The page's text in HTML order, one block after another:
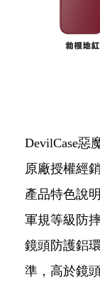
DevilCase惡
原廠授權經
產品特色說
軍規等級防
鏡頭防護鋁
準，高於鏡